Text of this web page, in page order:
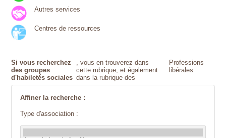
Autres services
Centres de ressources
Si vous recherchez
des groupes
d'habiletés sociales
, vous en trouverez dans
cette rubrique, et également
dans la rubrique des
Professions
libérales
Affiner la recherche :
Type d'association :